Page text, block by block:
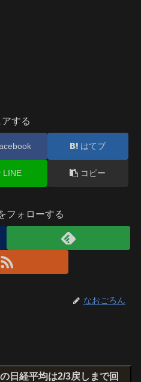
アする
はてブ
LINE コピー
フォローする
なおごろん
日経平均は2/3戻しまで回